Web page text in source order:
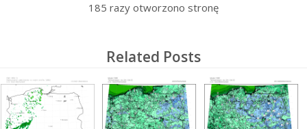
185 razy otworzono stronę
Related Posts